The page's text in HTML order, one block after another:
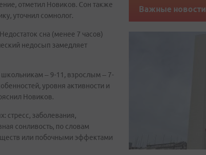
отметил Новиков. Сон также
уточнил сомнолог.
сна (менее 7 часов)
недосып замедляет
– 9-11, взрослым – 7-
уровня активности и
Новиков.
стресс, заболевания,
сонливость, по словам
или побочными эффектами
Важные новости